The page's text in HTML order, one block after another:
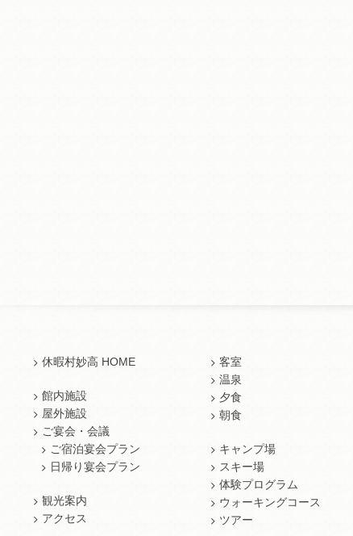
休暇村妙高 HOME
館内施設
屋外施設
ご宴会・会議
ご宿泊宴会プラン
日帰り宴会プラン
観光案内
アクセス
客室
温泉
夕食
朝食
キャンプ場
スキー場
体験プログラム
ウォーキングコース
ツアー